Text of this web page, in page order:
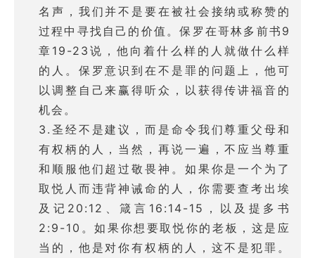
名声，我们并不是要在被社会接纳或称赞的
过程中寻找自己的价值。保罗在哥林多前书9
章19-23说，他向着什么样的人就做什么样
的人。保罗意识到在不是罪的问题上，他可
以调整自己来赢得听众，以获得传讲福音的
机会。
3.圣经不是建议，而是命令我们尊重父母和
有权柄的人，当然，再说一遍，不应当尊重
和顺服他们超过敬畏神。如果你是一个为了
取悦人而违背神诫命的人，你需要查考出埃
及记20:12、箴言16:14-15，以及提多书
2:9-10。如果你想要取悦你的老板，这是应
当的，他是对你有权柄的人，这不是犯罪。